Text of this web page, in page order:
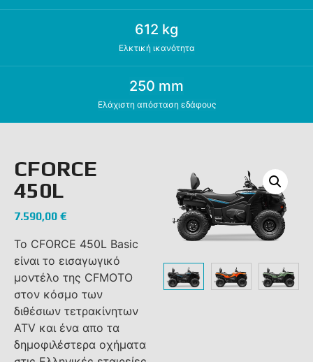
612 kg
Ελκτική ικανότητα
250 mm
Ελάχιστη απόσταση εδάφους
CFORCE
450L
7.590,00 €
Το CFORCE 450L Basic
είναι το εισαγωγικό
μοντέλο της CFMOTO
στον κόσμο των
διθέσιων τετρακίνητων
ATV και ένα απο τα
δημοφιλέστερα οχήματα